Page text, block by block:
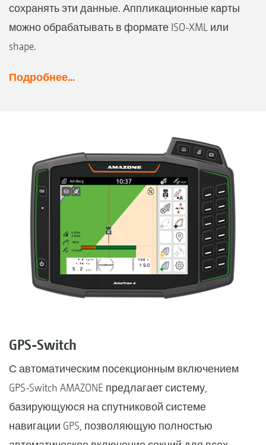
сохранять эти данные. Аппликационные карты
можно обрабатывать в формате ISO-XML или
shape.
Подробнее...
GPS-Switch
С автоматическим посекционным включением
GPS-Switch AMAZONE предлагает систему,
базирующуюся на спутниковой системе
навигации GPS, позволяющую полностью